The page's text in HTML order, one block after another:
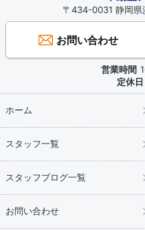
〒434-0031 静岡
お問い合わせ
営業時間
定休日
ホーム
スタッフ一覧
スタッフブログ一覧
お問い合わせ